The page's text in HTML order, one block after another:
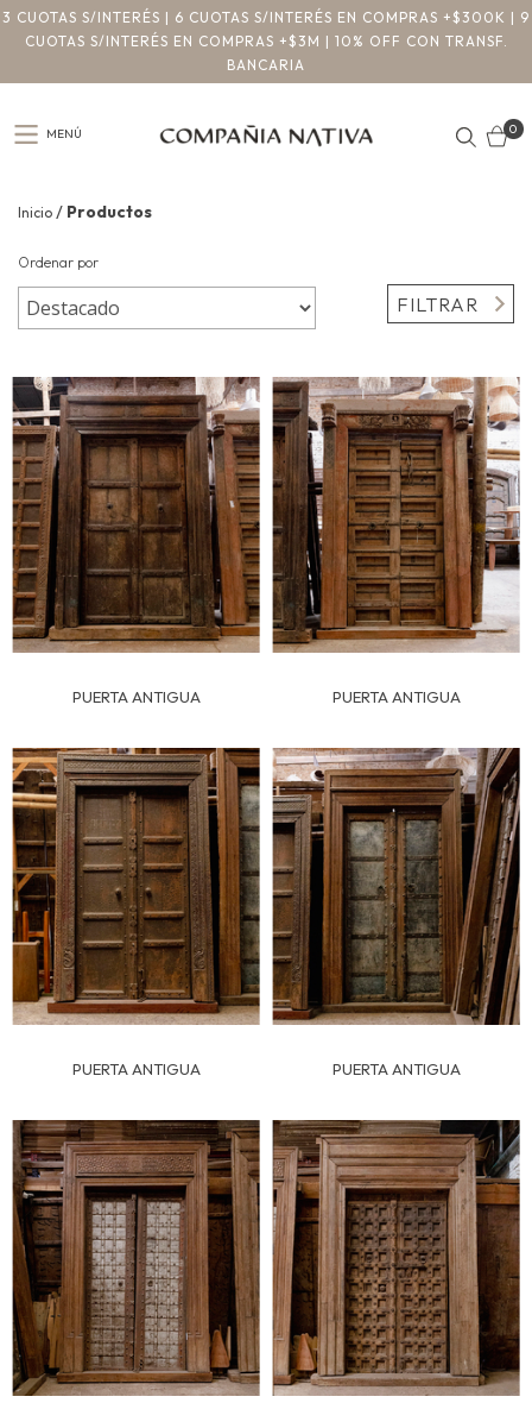
3 CUOTAS S/INTERÉS | 6 CUOTAS S/INTERÉS EN COMPRAS +$300K | 9
CUOTAS S/INTERÉS EN COMPRAS +$3M | 10% OFF CON TRANSF.
BANCARIA
MENÚ 0
Inicio / Productos
Ordenar por
FILTRAR
PUERTA ANTIGUA PUERTA ANTIGUA
PUERTA ANTIGUA PUERTA ANTIGUA